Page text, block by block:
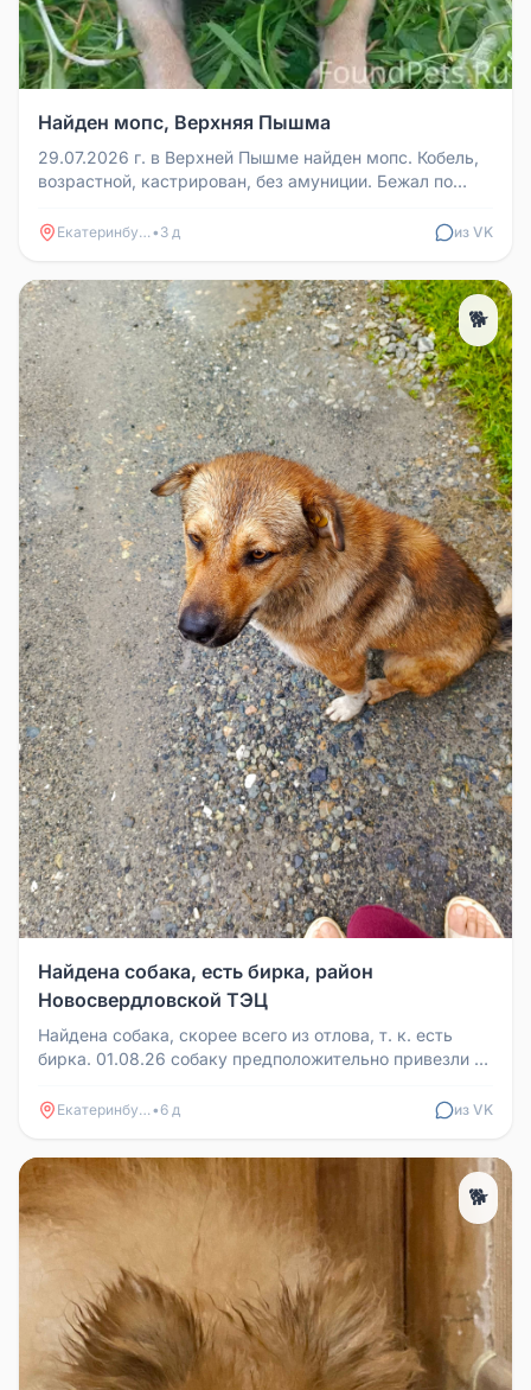
Найден мопс, Верхняя Пышма
29.07.2026 г. в Верхней Пышме найден мопс. Кобель,
возрастной, кастрирован, без амуниции. Бежал по
Екатеринбург• 3 д из VK
🐕
Найдена собака, есть бирка, район
Новосвердловской ТЭЦ
Найдена собака, скорее всего из отлова, т. к. есть
бирка. 01.08.26 собаку предположительно привезли в
Екатеринбург •6 д из VK
🐕